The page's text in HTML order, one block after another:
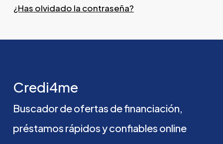
¿Has olvidado la contraseña?
Credi4me
Buscadordeofertas definanciación,
préstamos rápidosyconfiables online